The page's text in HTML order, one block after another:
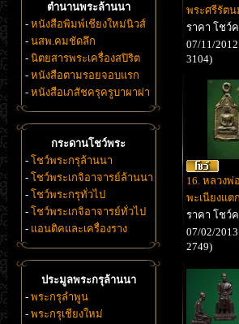
ตำนานพระล้านนา
- หนังสือพิมพ์เชียงใหม่นิวส์
- นสพ.คมชัดลึก
- นิตยสารพระเครื่องสปิริต
- หนังสือตามรอยจอบแรก
- หนังสือเภสัชครุครูบาผาผ่า
กระดานโชว์พระ
- โชว์พระกรุล้านนา
- โชว์พระเกจิอาจารย์ล้านนา
- โชว์พระกรุทั่วไป
- โชว์พระเกจิอาจารย์ทั่วไป
- แอนติคและเครื่องราง
ประมูลพระกรุล้านนา
- พระกรุลำพูน
- พระกรุเชียงใหม่
พระศรีรัต
ราคา โชว์
07/11/
3104)
16. หลวงพ่
พะเนียงแตก
ราคา โชว์
07/02/
2749)